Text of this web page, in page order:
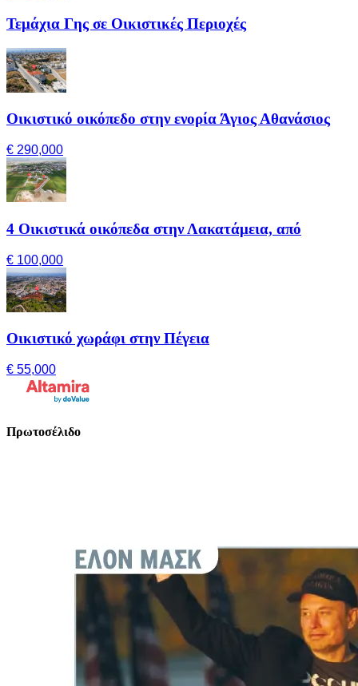
Τεμάχια Γης σε Οικιστικές Περιοχές
Οικιστικό οικόπεδο στην ενορία Άγιος Αθανάσιος
€ 290,000
4 Οικιστικά οικόπεδα στην Λακατάμεια, από
€ 100,000
Οικιστικό χωράφι στην Πέγεια
€ 55,000
Πρωτοσέλιδο